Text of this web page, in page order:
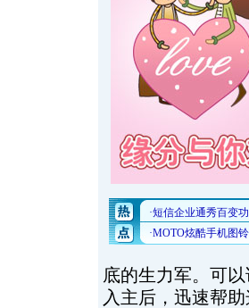
底的生力军。可
入主后，迅速帮